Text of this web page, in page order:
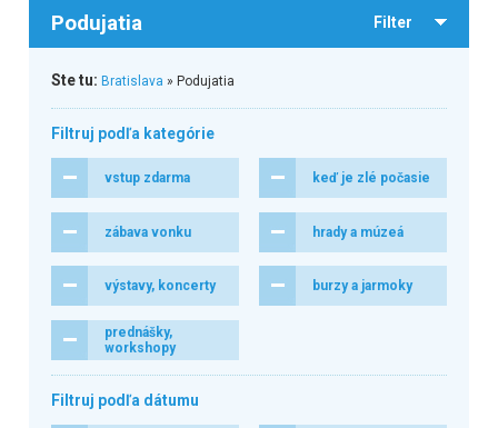
Podujatia Filter
Ste tu: Bratislava » Podujatia
Filtruj podľa kategórie
vstup zdarma keď je zlé počasie
zábava vonku hrady a múzeá
výstavy, koncerty burzy a jarmoky
prednášky,
workshopy
Filtruj podľa dátumu